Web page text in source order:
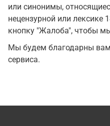
или синонимы,
нецензурной или лексике
кнопку "Жалоба", чтобы
Мы будем благодарны
сервиса.